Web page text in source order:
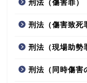
刑法（傷害罪）
刑法（傷害致死
刑法（現場助勢
刑法（同時傷害